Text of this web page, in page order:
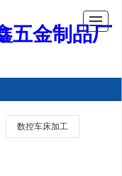
五金制品厂
数控车床加工